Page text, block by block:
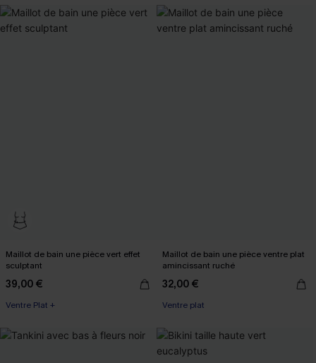
Maillot de bain une pièce vert effet
sculptant
39,00 €
Ventre Plat +
Maillot de bain une pièce ventre plat
amincissant ruché
32,00 €
Ventre plat